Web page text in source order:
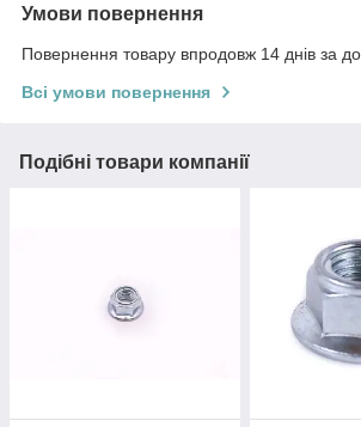
Умови повернення
Повернення товару впродовж 14 днів за
Всі умови повернення
Подібні товари компанії